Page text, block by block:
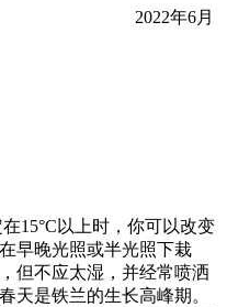
2022年6月
15°C以上时，你可以改变
早晚光照或半光照下栽
但不应太湿，并经常喷洒
天是铁兰的生长高峰期。